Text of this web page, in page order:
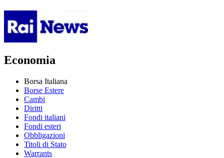
Economia
Borsa Italiana
Borse Estere
Cambi
Diritti
Fondi italiani
Fondi esteri
Obbligazioni
Titoli di Stato
Warrants